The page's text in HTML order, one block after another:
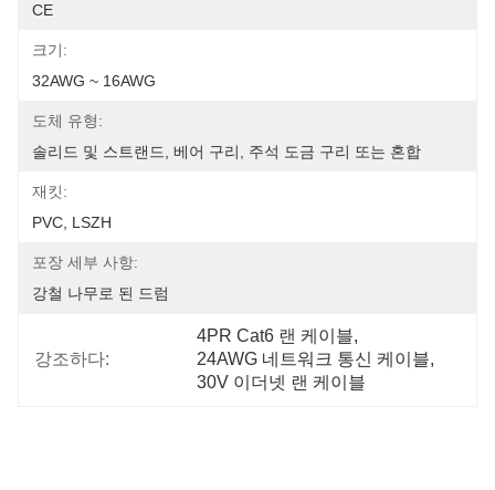
CE
크기:
32AWG ~ 16AWG
도체 유형:
솔리드 및 스트랜드, 베어 구리, 주석 도금 구리 또는 혼합
재킷:
PVC, LSZH
포장 세부 사항:
강철 나무로 된 드럼
강조하다:
4PR Cat6 랜 케이블,
24AWG 네트워크 통신 케이블,
30V 이더넷 랜 케이블